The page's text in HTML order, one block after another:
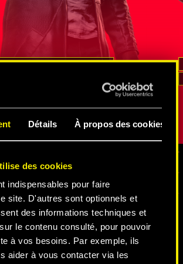
Détails À propos des cookies
des cookies
indispensables pour faire
site. D'autres sont optionnels et
des informations techniques et
le contenu consulté, pour pouvoir
à vos besoins. Par exemple, ils
aider à vous contacter via les
de missions de
Il sait mieux que
naviguer dans
d'espions et
, comment se procurer des
et même comment s'infiltrer
les mieux gardés. Sa loyauté
devoir sont sans égal.
fédérale
par
visages,
cinglant
pas
rôle, sa
MÉDIAS
CYBERPUNK 2077